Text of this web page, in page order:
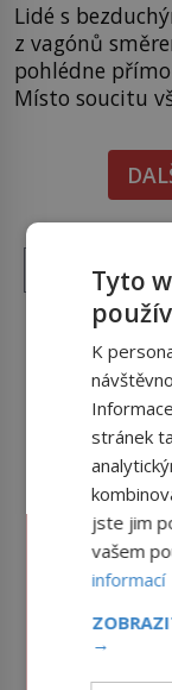
Lidé s
z vagónů
pohlédne
Místo soucitu
Rudolf Höss
1979) či
o koho se
Tyto
K
stránek
jste jim
vašem
informací
→